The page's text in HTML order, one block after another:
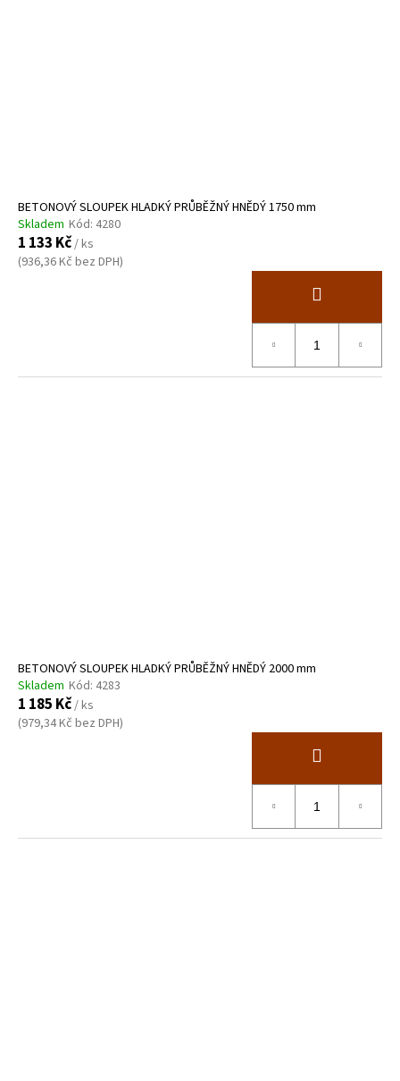
BETONOVÝ SLOUPEK HLADKÝ PRŮBĚŽNÝ HNĚDÝ 1750 mm
Skladem Kód: 4280
1 133 Kč/ ks
(936,36 Kč bez DPH)
BETONOVÝ SLOUPEK HLADKÝ PRŮBĚŽNÝ HNĚDÝ 2000 mm
Skladem Kód: 4283
1 185 Kč/ ks
(979,34 Kč bez DPH)